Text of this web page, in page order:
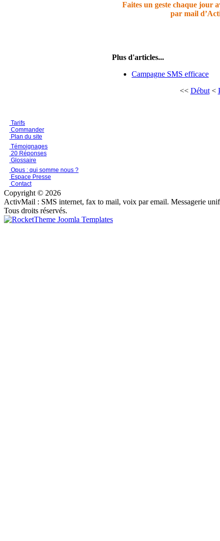
Faites un geste chaque jour
par mail
Plus d'articles...
Campagne SMS efficace
<< Début<
Tarifs
Commander
Plan du site
Témoignages
20 Réponses
Glossaire
Opus : qui somme nous ?
Espace Presse
Contact
Copyright © 2026
ActivMail : SMS internet, fax to mail, voix par email. Messagerie
Tous droits réservés.